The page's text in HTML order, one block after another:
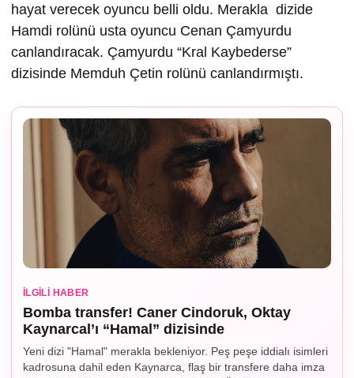
hayat verecek oyuncu belli oldu. Merakla dizide
Hamdi rolünü usta oyuncu Cenan Çamyurdu
canlandıracak. Çamyurdu “Kral Kaybederse”
dizisinde Memduh Çetin rolünü canlandırmıştı.
İLGILI HABER
Bomba transfer! Caner Cindoruk, Oktay
Kaynarcal’ı “Hamal” dizisinde
Yeni dizi "Hamal" merakla bekleniyor. Peş peşe iddialı isimleri
kadrosuna dahil eden Kaynarca, flaş bir transfere daha imza